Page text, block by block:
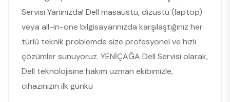
Servisi Yanınızda! Dell masaüstü, dizüstü (laptop)
veya all-in-one bilgisayarınızda karşılaştığınız her
türlü teknik problemde size profesyonel ve hızlı
çözümler sunuyoruz. YENİÇAĞA Dell Servisi olarak,
Dell teknolojisine hakim uzman ekibimizle,
cihazınızın ilk günkü